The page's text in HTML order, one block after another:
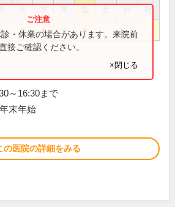
祝
● ● ● ● ●
・休業の場合があります。来院前
接ご確認ください。
×閉じる
～16:30まで
末年始
の医院の詳細をみる